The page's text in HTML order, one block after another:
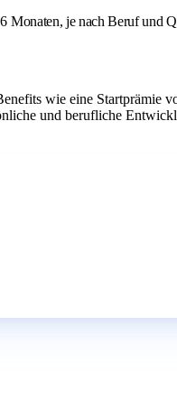
Monaten, je nach Beruf und
wie eine Startprämie
und berufliche